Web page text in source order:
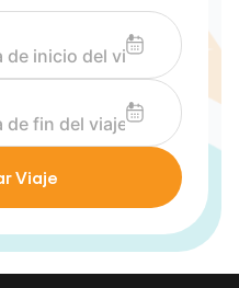
Viaje